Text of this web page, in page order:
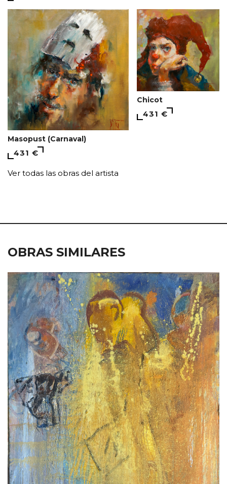
Мasopust (Carnaval)
431 €
Chicot
431 €
Ver todas las obras del artista
OBRAS SIMILARES